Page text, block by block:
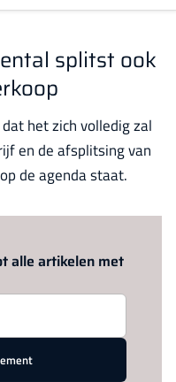
splitst ook
het zich volledig zal
en de afsplitsing van
de agenda staat.
alle artikelen met